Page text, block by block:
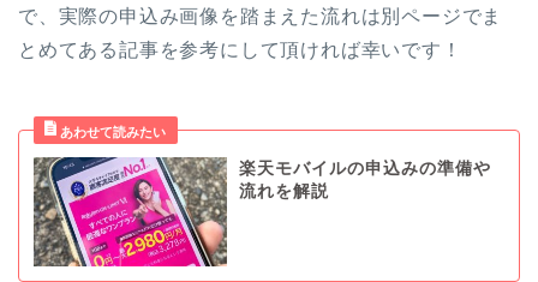
で、実際の申込み画像を踏まえた流れは別ページでま
とめてある記事を参考にして頂ければ幸いです！
楽天モバイルの申込みの準備や
流れを解説